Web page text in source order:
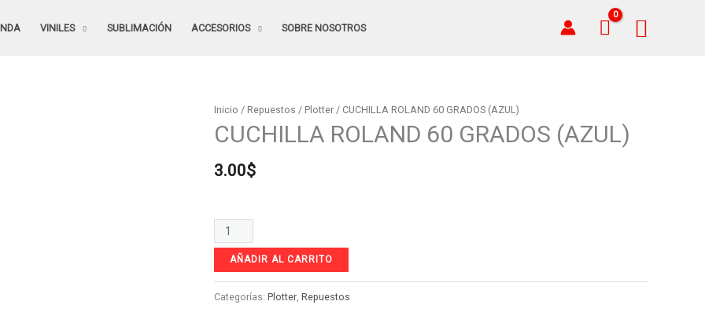
VINILES SUBLIMACIÓN ACCESORIOS SOBRE NOSOTROS
Inicio / Repuestos / Plotter / CUCHILLA ROLAND 60 GRADOS (AZUL)
CUCHILLA ROLAND 60 GRADOS (AZUL)
3.00$
CUCHILLA
ROLAND
GRADOS
AÑADIR AL CARRITO
Categorías: Plotter, Repuestos